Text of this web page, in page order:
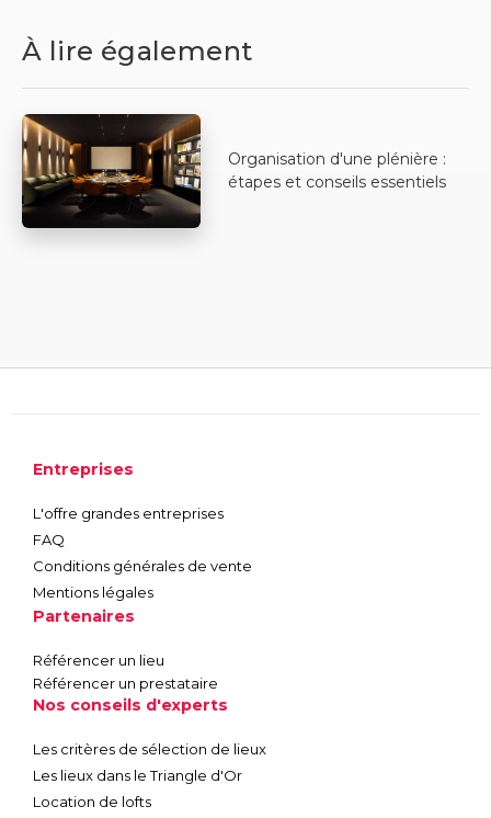
À lire également
Organisation d'une plénière :
étapes et conseils essentiels
Entreprises
L'offre grandes entreprises
FAQ
Conditions générales de vente
Mentions légales
Partenaires
Référencer un lieu
Référencer un prestataire
Nos conseils d'experts
Les critères de sélection de lieux
Les lieux dans le Triangle d'Or
Location de lofts